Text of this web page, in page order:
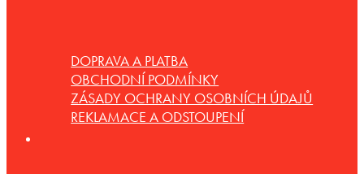
DOPRAVA A PLATBA
OBCHODNÍ PODMÍNKY
ZÁSADY OCHRANY OSOBNÍCH ÚDAJŮ
REKLAMACE A ODSTOUPENÍ